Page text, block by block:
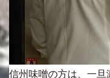
信州味噌の方は、一旦